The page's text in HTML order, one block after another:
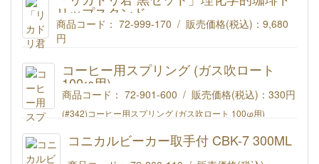
リップスタンド
商品コード： 72-999-170 / 販売価格(税込)： 9,680
円
商品コード : 72-999-170
コーヒー用スプリング (ガス吹ロート
100φ用)
商品コード： 72-901-600 / 販売価格(税込)： 330円
(#342)コーヒー用スプリング (ガス吹ロート 100φ用)
コニカルビーカー取手付 CBK-7 300ML